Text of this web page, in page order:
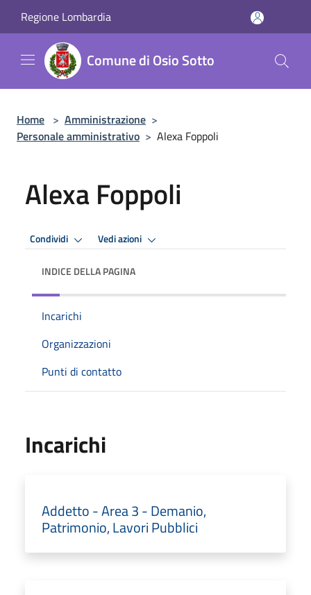
Regione Lombardia
Comune di Osio Sotto
Home > Amministrazione >
Personale amministrativo > Alexa Foppoli
Alexa Foppoli
Condividi Vedi azioni
INDICE DELLA PAGINA
Incarichi
Organizzazioni
Punti di contatto
Incarichi
Addetto - Area 3 - Demanio,
Patrimonio, Lavori Pubblici